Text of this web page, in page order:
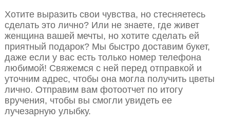
Хотите выразить свои чувства, но стесняетесь
сделать это лично? Или не знаете, где живет
женщина вашей мечты, но хотите сделать ей
приятный подарок? Мы быстро доставим букет,
даже если у вас есть только номер телефона
любимой! Свяжемся с ней перед отправкой и
уточним адрес, чтобы она могла получить цветы
лично. Отправим вам фотоотчет по итогу
вручения, чтобы вы смогли увидеть ее
лучезарную улыбку.